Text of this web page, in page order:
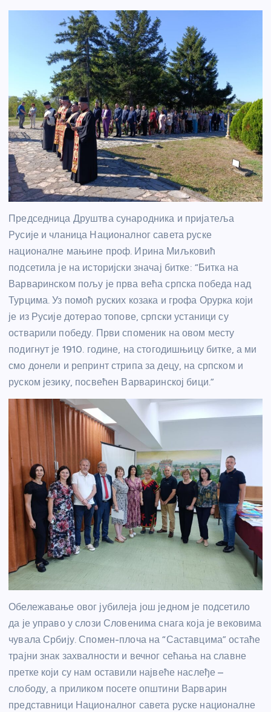
Председница Друштва сународника и пријатеља
Русије и чланица Националног савета руске
националне мањине проф. Ирина Миљковић
подсетила је на историјски значај битке: “Битка на
Варваринском пољу је прва већа српска победа над
Турцима. Уз помоћ руских козака и грофа Орурка који
је из Русије дотерао топове, српски устаници су
остварили победу. Први споменик на овом месту
подигнут је 1910. године, на стогодишњицу битке, а ми
смо донели и репринт стрипа за децу, на српском и
руском језику, посвећен Варваринској бици.”
Обележавање овог јубилеја још једном је подсетило
да је управо у слози Словенима снага која је вековима
чувала Србију. Спомен-плоча на “Саставцима” остаће
трајни знак захвалности и вечног сећања на славне
претке који су нам оставили највеће наслеђе –
слободу, а приликом посете општини Варварин
представници Националног савета руске националне